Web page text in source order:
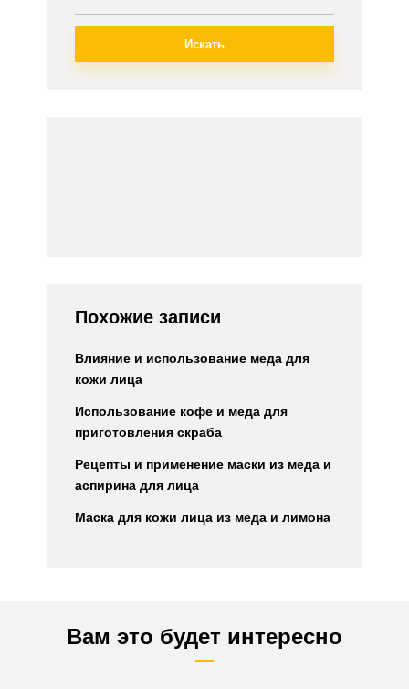
Искать
Похожие записи
Влияние и использование меда для
кожи лица
Использование кофе и меда для
приготовления скраба
Рецепты и применение маски из меда и
аспирина для лица
Маска для кожи лица из меда и лимона
Вам это будет интересно